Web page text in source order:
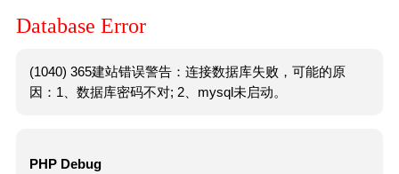
Database Error
(1040) 365建站错误警告：连接数据库失败，可能的原
因：1、数据库密码不对; 2、mysql未启动。
PHP Debug